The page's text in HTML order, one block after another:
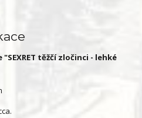
těžčí zločinci - lehké